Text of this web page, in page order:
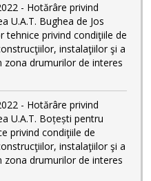
- Hotărâre privind
U.A.T. Bughea de Jos
privind condiţiile de
instalaţiilor şi a
drumurilor de interes
- Hotărâre privind
U.A.T. Boțești pentru
privind condiţiile de
instalaţiilor şi a
drumurilor de interes